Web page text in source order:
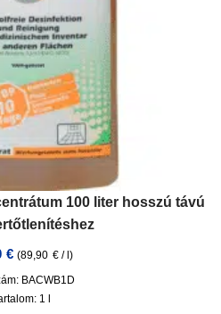
100 liter hosszú távú
€ (89,90 € /l)
BACWB1D
1